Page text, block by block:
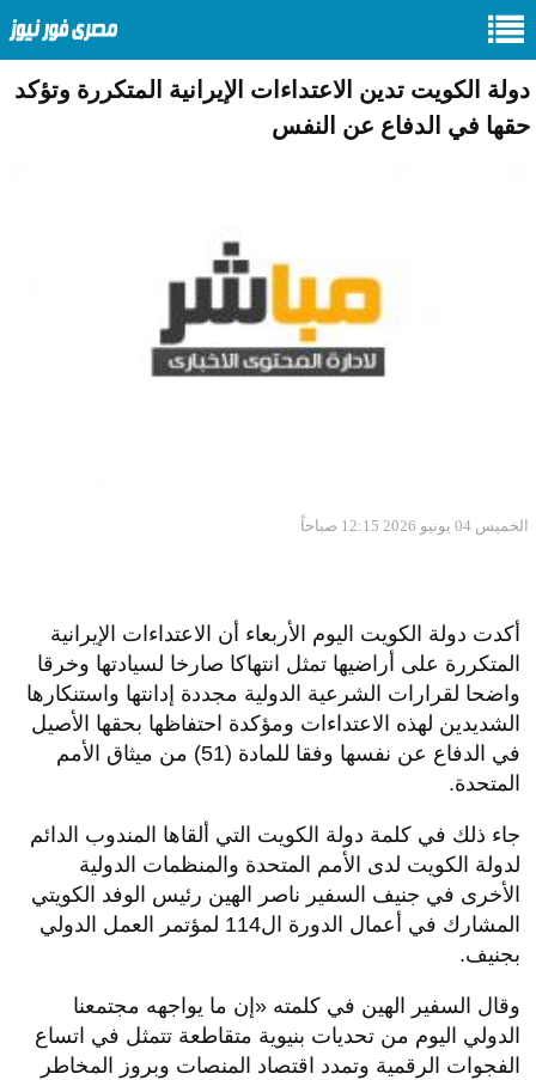
دولة الكويت تدين الاعتداءات الإيرانية المتكررة وتؤكد
حقها في الدفاع عن النفس
الخميس 04 يونيو 2026 12:15 صباحاً
أكدت دولة الكويت اليوم الأربعاء أن الاعتداءات الإيرانية
المتكررة على أراضيها تمثل انتهاكا صارخا لسيادتها وخرقا
واضحا لقرارات الشرعية الدولية مجددة إدانتها واستنكارها
الشديدين لهذه الاعتداءات ومؤكدة احتفاظها بحقها الأصيل
في الدفاع عن نفسها وفقا للمادة (51) من ميثاق الأمم
المتحدة.
جاء ذلك في كلمة دولة الكويت التي ألقاها المندوب الدائم
لدولة الكويت لدى الأمم المتحدة والمنظمات الدولية
الأخرى في جنيف السفير ناصر الهين رئيس الوفد الكويتي
المشارك في أعمال الدورة ال114 لمؤتمر العمل الدولي
بجنيف.
وقال السفير الهين في كلمته «إن ما يواجهه مجتمعنا
الدولي اليوم من تحديات بنيوية متقاطعة تتمثل في اتساع
الفجوات الرقمية وتمدد اقتصاد المنصات وبروز المخاطر